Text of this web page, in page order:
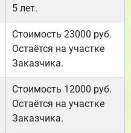
5 лет.
Стоимость 23000 руб.
Остаётся на участке
Заказчика.
Стоимость 12000 руб.
Остаётся на участке
Заказчика.